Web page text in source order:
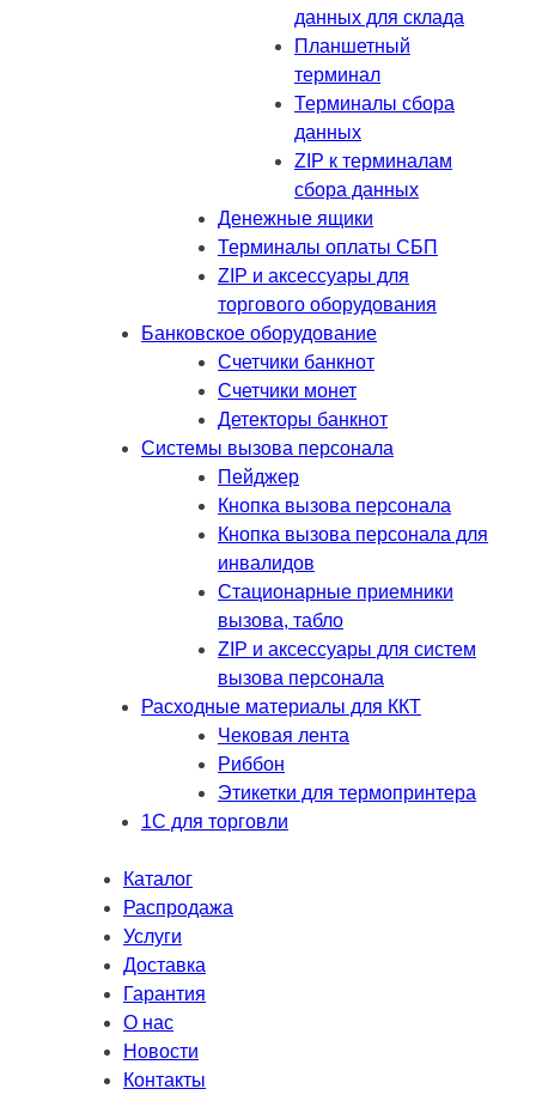
данных для склада
Планшетный
терминал
Терминалы сбора
данных
ZIP к терминалам
сбора данных
Денежные ящики
Терминалы оплаты СБП
ZIP и аксессуары для
торгового оборудования
Банковское оборудование
Счетчики банкнот
Счетчики монет
Детекторы банкнот
Системы вызова персонала
Пейджер
Кнопка вызова персонала
Кнопка вызова персонала для
инвалидов
Стационарные приемники
вызова, табло
ZIP и аксессуары для систем
вызова персонала
Расходные материалы для ККТ
Чековая лента
Риббон
Этикетки для термопринтера
1С для торговли
Каталог
Распродажа
Услуги
Доставка
Гарантия
О нас
Новости
Контакты